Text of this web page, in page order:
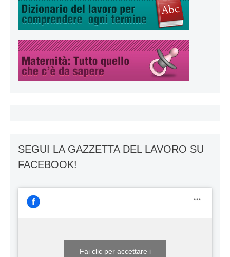
SEGUI LA GAZZETTA DEL LAVORO SU
FACEBOOK!
Fai clic per accettare i